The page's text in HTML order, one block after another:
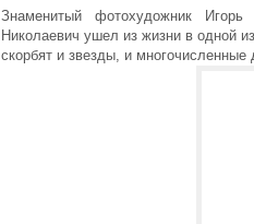
Знаменитый фотохудожник
Николаевич ушел из жизни в одной
скорбят и звезды, и многочисленные